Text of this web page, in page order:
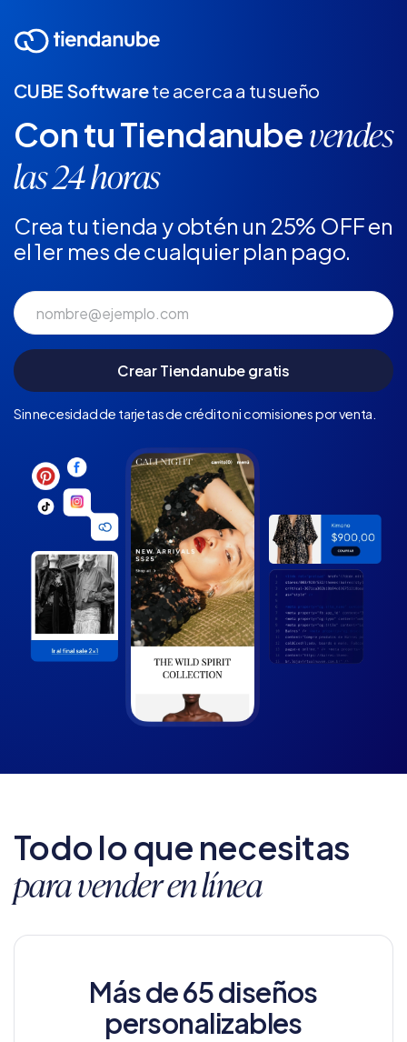
CUBE Softwarete acerca a tu sueño
Con tu Tiendanube vendes
las 24 horas
Crea tu tienda y obtén un 25% OFF en
el 1er mes de cualquier plan pago.
Sin necesidad de tarjetas de crédito ni comisiones por venta.
Todo lo que necesitas
para vender en línea
Más de 65 diseños
personalizables